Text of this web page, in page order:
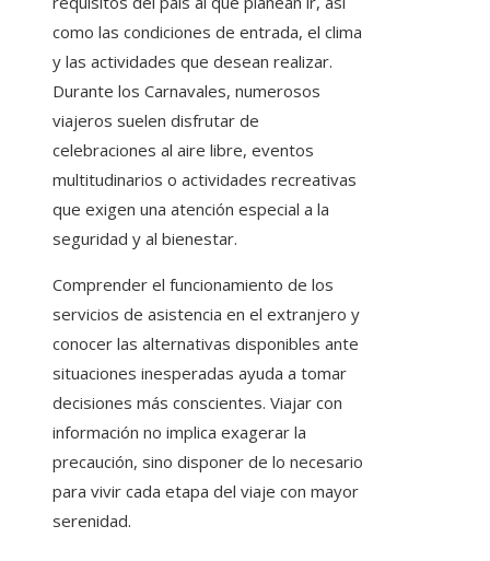
como las condiciones de entrada, el clima
y las actividades que desean realizar.
Durante los Carnavales, numerosos
viajeros suelen disfrutar de
celebraciones al aire libre, eventos
multitudinarios o actividades recreativas
que exigen una atención especial a la
seguridad y al bienestar.
Comprender el funcionamiento de los
servicios de asistencia en el extranjero y
conocer las alternativas disponibles ante
situaciones inesperadas ayuda a tomar
decisiones más conscientes. Viajar con
información no implica exagerar la
precaución, sino disponer de lo necesario
para vivir cada etapa del viaje con mayor
serenidad.